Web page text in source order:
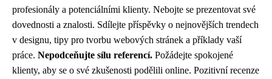
profesionály a potenciálními klienty. Nebojte se prezentovat své
dovednosti a znalosti. Sdílejte příspěvky o nejnovějších trendech
v designu, tipy pro tvorbu webových stránek a příklady vaší
práce. Nepodceňujte sílu referencí. Požádejte spokojené
klienty, aby se o své zkušenosti podělili online. Pozitivní recenze